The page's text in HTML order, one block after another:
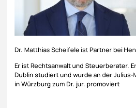
Dr. Matthias Scheifele ist Partner bei
Er ist Rechtsanwalt und Steuerberater.
Dublin studiert und wurde an der Julius-
in Würzburg zum Dr. jur. promoviert